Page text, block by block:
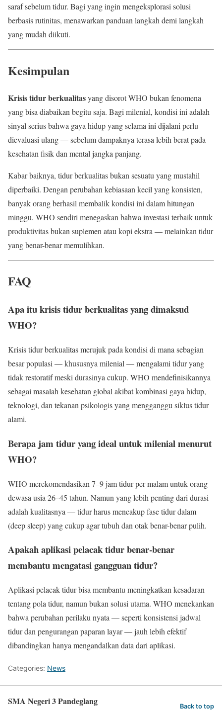
saraf sebelum tidur. Bagi yang ingin mengeksplorasi solusi
berbasis rutinitas, menawarkan panduan langkah demi langkah
yang mudah diikuti.
Kesimpulan
Krisis tidur berkualitasyang disorot WHO bukan fenomena
yang bisa diabaikan begitu saja. Bagi milenial, kondisi ini adalah
sinyal serius bahwa gaya hidup yang selama ini dijalani perlu
dievaluasi ulang — sebelum dampaknya terasa lebih berat pada
kesehatan fisik dan mental jangka panjang.
Kabar baiknya, tidur berkualitas bukan sesuatu yang mustahil
diperbaiki. Dengan perubahan kebiasaan kecil yang konsisten,
banyak orang berhasil membalik kondisi ini dalam hitungan
minggu. WHO sendiri menegaskan bahwa investasi terbaik untuk
produktivitas bukan suplemen atau kopi ekstra — melainkan tidur
yang benar-benar memulihkan.
FAQ
Apa itu krisis tidur berkualitas yang dimaksud
WHO?
Krisis tidur berkualitas merujuk pada kondisi di mana sebagian
besar populasi — khususnya milenial — mengalami tidur yang
tidak restoratif meski durasinya cukup. WHO mendefinisikannya
sebagai masalah kesehatan global akibat kombinasi gaya hidup,
teknologi, dan tekanan psikologis yang mengganggu siklus tidur
alami.
Berapa jam tidur yang ideal untuk milenial menurut
WHO?
WHO merekomendasikan 7–9 jam tidur per malam untuk orang
dewasa usia 26–45 tahun. Namun yang lebih penting dari durasi
adalah kualitasnya — tidur harus mencakup fase tidur dalam
(deep sleep) yang cukup agar tubuh dan otak benar-benar pulih.
Apakah aplikasi pelacak tidur benar-benar
membantu mengatasi gangguan tidur?
Aplikasi pelacak tidur bisa membantu meningkatkan kesadaran
tentang pola tidur, namun bukan solusi utama. WHO menekankan
bahwa perubahan perilaku nyata — seperti konsistensi jadwal
tidur dan pengurangan paparan layar — jauh lebih efektif
dibandingkan hanya mengandalkan data dari aplikasi.
Categories: News
SMA Negeri 3 Pandeglang Back to top